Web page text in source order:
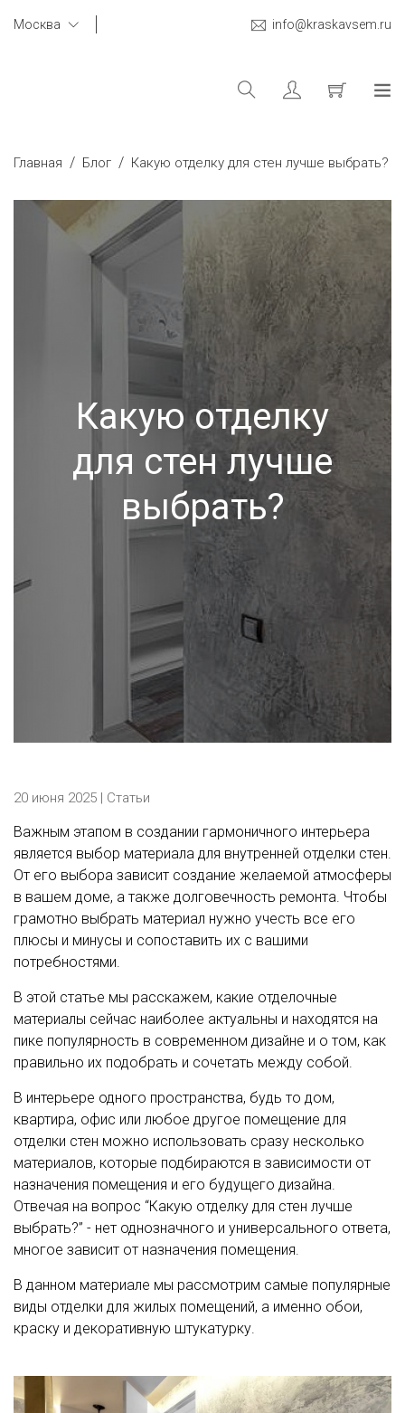
Москва info@kraskavsem.ru
Главная / Блог / Какую отделку для стен лучше выбрать?
Какую отделку
для стен лучше
выбрать?
20 июня 2025 | Статьи
Важным этапом в создании гармоничного интерьера
является выбор материала для внутренней отделки стен.
От его выбора зависит создание желаемой атмосферы
в вашем доме, а также долговечность ремонта. Чтобы
грамотно выбрать материал нужно учесть все его
плюсы и минусы и сопоставить их с вашими
потребностями.
В этой статье мы расскажем, какие отделочные
материалы сейчас наиболее актуальны и находятся на
пике популярность в современном дизайне и о том, как
правильно их подобрать и сочетать между собой.
В интерьере одного пространства, будь то дом,
квартира, офис или любое другое помещение для
отделки стен можно использовать сразу несколько
материалов, которые подбираются в зависимости от
назначения помещения и его будущего дизайна.
Отвечая на вопрос “Какую отделку для стен лучше
выбрать?” - нет однозначного и универсального ответа,
многое зависит от назначения помещения.
В данном материале мы рассмотрим самые популярные
виды отделки для жилых помещений, а именно обои,
краску и декоративную штукатурку.